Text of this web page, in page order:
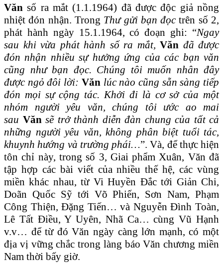
Vănsố ra mắt (1.1.1964) đã được độc giả nồng
nhiệt đón nhận. Trong Thư gửi bạn đọc trên số 2,
phát hành ngày 15.1.1964, có đoạn ghi: “Ngay
sau khi vừa phát hành số ra mắt, Văn đã được
đón nhận nhiều sự hưởng ứng của các bạn văn
cũng như bạn đọc. Chúng tôi muốn nhân đây
được ngỏ đôi lời: Vănlúc nào cũng sẵn sàng tiếp
đón mọi sự cộng tác. Khởi đi là cơ sở của một
nhóm người yêu văn, chúng tôi ước ao mai
sau Vănsẽ trở thành diễn đàn chung của tất cả
những người yêu văn, không phân biệt tuổi tác,
khuynh hướng và trường phái…”. Và, để thực hiện
tôn chỉ này, trong số 3, Giai phẩm Xuân, Văn đã
tập hợp các bài viết của nhiều thế hệ, các vùng
miền khác nhau, từ Vi Huyền Đắc tới Giản Chi,
Doãn Quốc Sỹ tới Võ Phiến, Sơn Nam, Phạm
Công Thiện, Đặng Tiến… và Nguyễn Đình Toàn,
Lê Tất Điều, Y Uyên, Nhã Ca… cùng Vũ Hạnh
v.v… để từ đó Văn ngày càng lớn mạnh, có một
địa vị vững chắc trong làng báo Văn chương miền
Nam thời bấy giờ.